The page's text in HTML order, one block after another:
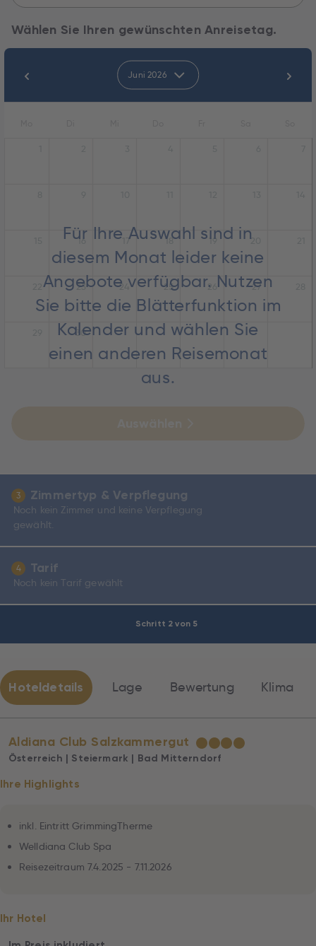
Schritt 2 von 5
Wählen Sie Ihren gewünschten Anreisetag.
Juni 2026
Für Ihre Auswahl sind in
diesem Monat leider keine
Angebote verfügbar. Nutzen
Sie bitte die Blätterfunktion im
Kalender und wählen Sie
einen anderen Reisemonat
aus.
16 17 18 19 20
23 24 25 26 27
30
3 Zimmertyp & Verpflegung
Noch kein Zimmer und keine Verpflegung
gewählt.
4 Tarif
Noch kein Tarif gewählt
Hoteldetails Lage Bewertung Klima
Aldiana Club Salzkammergut ★★★★
Österreich | Steiermark | Bad Mitterndorf
Ihre Highlights
inkl. Eintritt GrimmingTherme
Welldiana Club Spa
Reisezeitraum 7.4.2025 - 7.11.2026
Ihr Hotel